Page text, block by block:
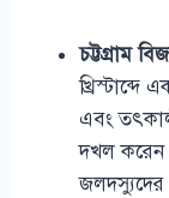
চট্টগ্রাম
এবং
দখল
জলদস্যুদের